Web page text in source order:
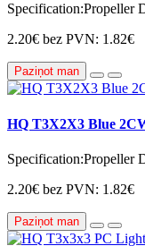
2.20€ bez PVN: 1.82€
Paziņot man
HQ T3X2X3 Blue
2.20€ bez PVN: 1.82€
Paziņot man